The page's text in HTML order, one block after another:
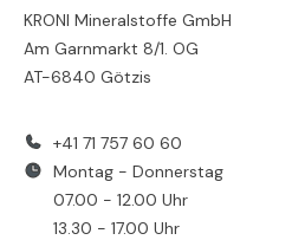
KRONI Mineralstoffe GmbH
Am Garnmarkt 8/1. OG
AT-6840 Götzis
+41 71 757 60 60
Montag - Donnerstag
07.00 - 12.00 Uhr
13.30 - 17.00 Uhr